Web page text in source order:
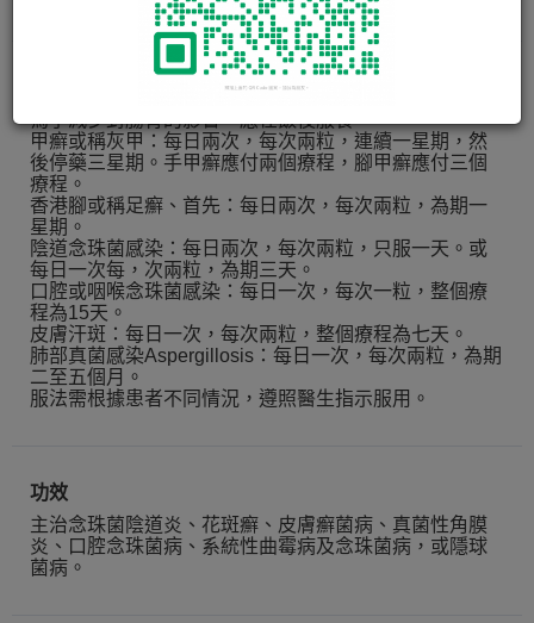
為了減少對腸胃的影響，應在飯後服食。
甲癬或稱灰甲：每日兩次，每次兩粒，連續一星期，然
後停藥三星期。手甲癬應付兩個療程，腳甲癬應付三個
療程。
香港腳或稱足癬、首先：每日兩次，每次兩粒，為期一
星期。
陰道念珠菌感染：每日兩次，每次兩粒，只服一天。或
每日一次每，次兩粒，為期三天。
口腔或咽喉念珠菌感染：每日一次，每次一粒，整個療
程為15天。
皮膚汗斑：每日一次，每次兩粒，整個療程為七天。
肺部真菌感染Aspergillosis：每日一次，每次兩粒，為期
二至五個月。
服法需根據患者不同情況，遵照醫生指示服用。
功效
主治念珠菌陰道炎、花斑癬、皮膚癬菌病、真菌性角膜
炎、口腔念珠菌病、系統性曲霉病及念珠菌病，或隱球
菌病。